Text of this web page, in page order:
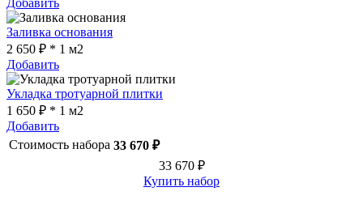
Заливка основания
2 650 ₽ * 1 м2
Добавить
Укладка тротуарной плитки
1 650 ₽ * 1 м2
Добавить
Стоимость набора 33 670 ₽
33 670 ₽
Купить набор